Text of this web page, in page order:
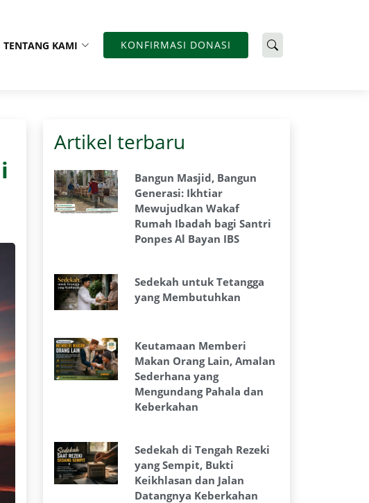
TENTANG KAMI KONFIRMASI DONASI
Artikel terbaru
Bangun Masjid, Bangun
Generasi: Ikhtiar
Mewujudkan Wakaf
Rumah Ibadah bagi Santri
Ponpes Al Bayan IBS
Sedekah untuk Tetangga
yang Membutuhkan
Keutamaan Memberi
Makan Orang Lain, Amalan
Sederhana yang
Mengundang Pahala dan
Keberkahan
Sedekah di Tengah Rezeki
yang Sempit, Bukti
Keikhlasan dan Jalan
Datangnya Keberkahan